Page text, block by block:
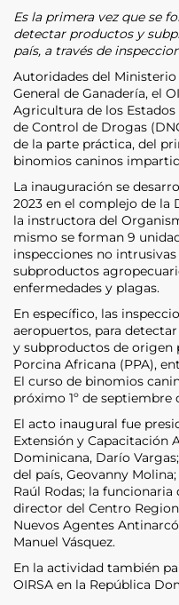
Es la primera vez que se
detectar productos y
país, a través de
Autoridades del
General de Ganadería, el
Agricultura de los
de Control de Drogas
de la parte práctica, del
binomios caninos
La inauguración se
2023 en el complejo de la
la instructora del
mismo se forman 9
inspecciones no
subproductos
enfermedades y plagas.
En específico, las
aeropuertos, para
y subproductos de origen
Porcina Africana (PPA),
El curso de binomios
próximo 1º de septiembre
El acto inaugural fue
Extensión y Capacitación
Dominicana, Darío
del país, Geovanny
Raúl Rodas; la funcionaria
director del Centro
Nuevos Agentes
Manuel Vásquez.
En la actividad también
OIRSA en la República